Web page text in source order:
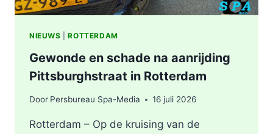
NIEUWS |ROTTERDAM
Gewonde en schade na aanrijding
Pittsburghstraat in Rotterdam
Door Persbureau Spa-Media 16 juli 2026
Rotterdam – Op de kruising van de